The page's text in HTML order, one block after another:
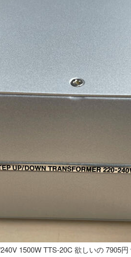
1500W TTS-20C 欲しいの 7905円